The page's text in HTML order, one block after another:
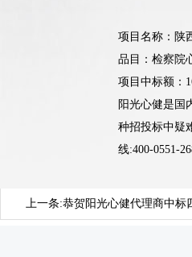
项目名称： 陕
品目：检察院
项目中标额：
阳光心健是国
种招投标中疑
线:400-0551-
上一条:恭贺阳光心健代理商中